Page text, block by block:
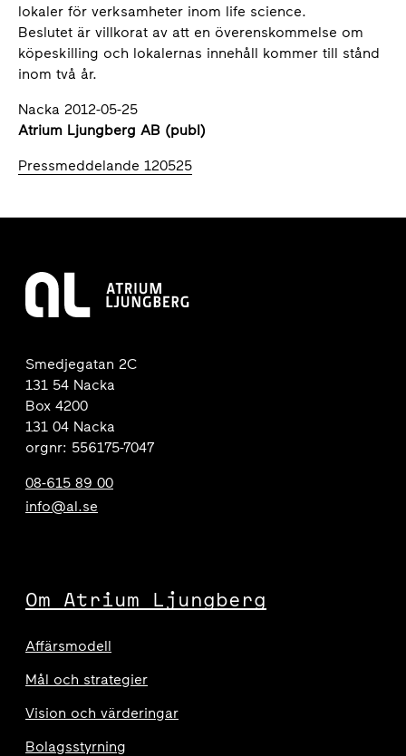
lokaler för verksamheter inom life science.
Beslutet är villkorat av att en överenskommelse om
köpeskilling och lokalernas innehåll kommer till stånd
inom två år.
Nacka 2012-05-25
Atrium Ljungberg AB (publ)
Pressmeddelande 120525
Smedjegatan 2C
131 54 Nacka
Box 4200
131 04 Nacka
orgnr: 556175-7047
08-615 89 00
info@al.se
Om Atrium Ljungberg
Affärsmodell
Mål och strategier
Vision och värderingar
Bolagsstyrning